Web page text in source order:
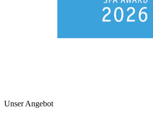
Unser Angebot